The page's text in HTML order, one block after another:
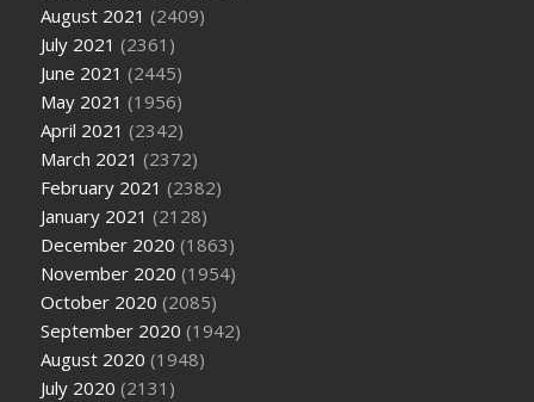
August 2021 (2409)
July 2021 (2361)
June 2021 (2445)
May 2021 (1956)
April 2021 (2342)
March 2021 (2372)
February 2021 (2382)
January 2021 (2128)
December 2020 (1863)
November 2020 (1954)
October 2020 (2085)
September 2020 (1942)
August 2020 (1948)
July 2020 (2131)